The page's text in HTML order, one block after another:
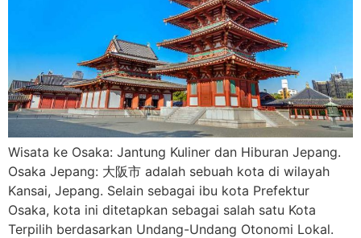
Wisata ke Osaka: Jantung Kuliner dan Hiburan Jepang.
Osaka Jepang: 大阪市 adalah sebuah kota di wilayah
Kansai, Jepang. Selain sebagai ibu kota Prefektur
Osaka, kota ini ditetapkan sebagai salah satu Kota
Terpilih berdasarkan Undang-Undang Otonomi Lokal.